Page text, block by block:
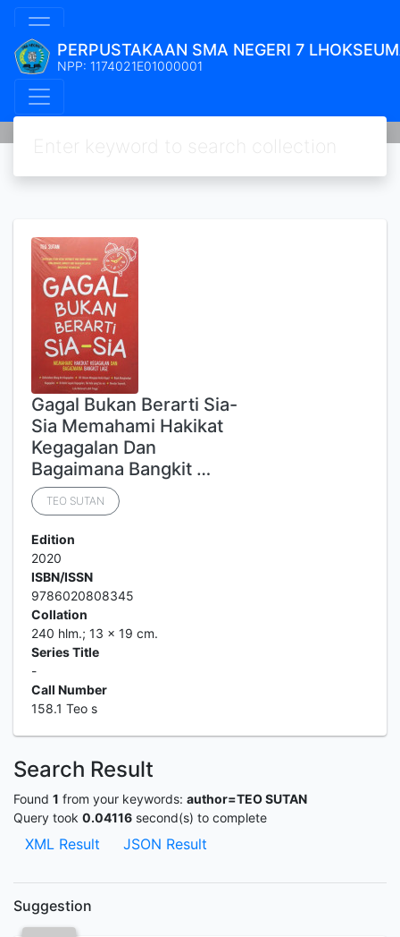
PERPUSTAKAAN SMA NEGERI 7
NPP: 1174021E01000001
Gagal Bukan Berarti Sia-
Sia Memahami Hakikat
Kegagalan Dan
Bagaimana Bangkit …
TEO SUTAN
Edition
2020
ISBN/ISSN
9786020808345
Collation
240 hlm.; 13 x 19 cm.
Series Title
-
Call Number
158.1 Teo s
Search Result
Found 1 from your keywords: author=TEO SUTAN
Query took 0.04116 second(s) to complete
XML Result JSON Result
Suggestion